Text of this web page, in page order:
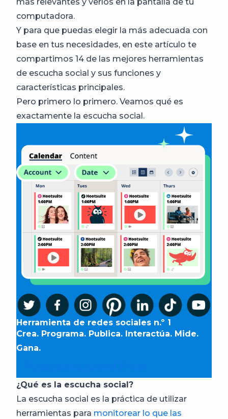
computadora.
Y para que puedas elegir la más adecuada con
base en tus necesidades, en este artículo te
compartimos 14 de las mejores herramientas
de escucha social y sus funciones y
características principales.
Pero primero lo primero. Veamos qué es
exactamente la escucha social.
Herramienta de redes sociales n.º 1
Crea. Programa. Publica. Interactúa. Mide.
Gana.
¿Qué es la escucha social?
La escucha social es la práctica de utilizar
herramientas para monitorear lo que las